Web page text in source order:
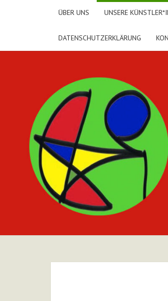
ÜBER UNS UNSERE
DATENSCHUTZERKLÄRUNG